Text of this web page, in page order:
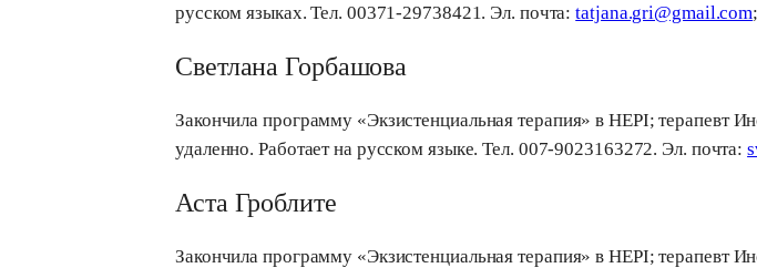
русском языках. Тел. 00371-29738421. Эл. почта:tatjana.gri@gmail.com
Cветлана Горбашова
Закончила программу «Экзистенциальная терапия» в HEPI; терапевт
удаленно. Работает на русском языке. Teл. 007-9023163272. Эл. почта:
Аста Гроблите
Закончила программу «Экзистенциальная терапия» в HEPI; терапевт